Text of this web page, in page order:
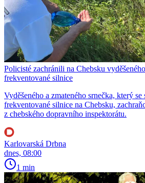
Policisté zachránili na Chebsku
frekventované silnice
Vyděšeného a zmateného srnečka, který
frekventované silnice na Chebsku,
z chebského dopravního inspektorátu.
Karlovarská Drbna
dnes, 08:00
1 min